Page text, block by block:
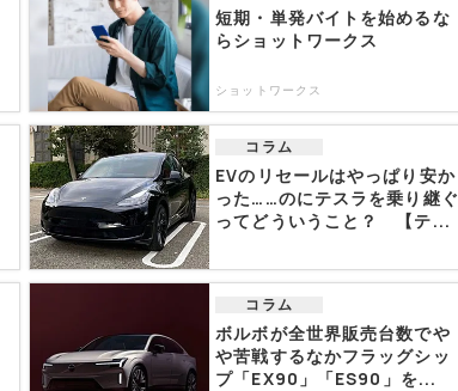
短期・単発バイトを始めるな
らショットワークス
ショットワークス
コラム
EVのリセールはやっぱり安か
った……のにテスラを乗り継ぐ
ってどういうこと？ 【テ...
コラム
ボルボが全世界販売台数でや
や苦戦するなかフラッグシッ
プ「EX90」「ES90」を...